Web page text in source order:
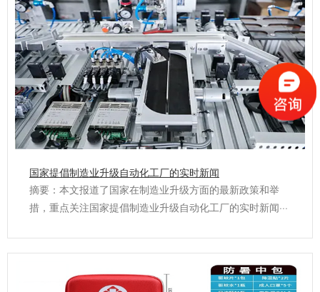
国家提倡制造业升级自动化工厂的实时新闻
摘要：本文报道了国家在制造业升级方面的最新政策和举
措，重点关注国家提倡制造业升级自动化工厂的实时新闻···